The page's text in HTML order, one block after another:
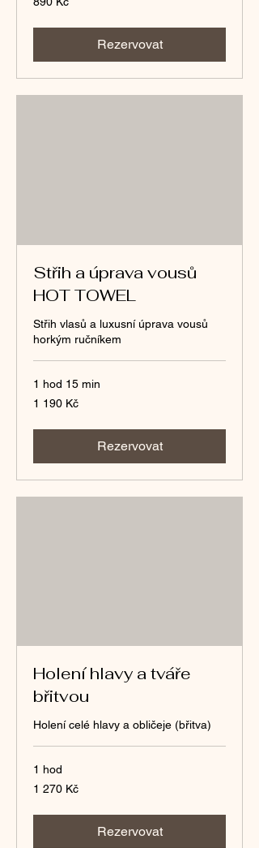
českých
Rezervovat
Střih a úprava vousů
HOT TOWEL
Střih vlasů a luxusní úprava vousů
horkým ručníkem
1 hod 15 min
1 190
českých
1 190 Kč
Rezervovat
Holení hlavy a tváře
břitvou
Holení celé hlavy a obličeje (břitva)
1 hod
1 270
českých
1 270 Kč
Rezervovat